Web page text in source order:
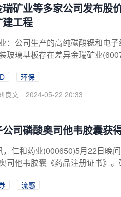
矿业等多家公司发布股
工程
：公司生产的高纯碳酸锶和电
玻璃基板存在差异金瑞矿业
环保
良文 2024-05-22 20:33
司磷酸奥司他韦胶囊获
，仁和药业(000650)5月22日晚
司他韦胶囊《药品注册证书》
流感